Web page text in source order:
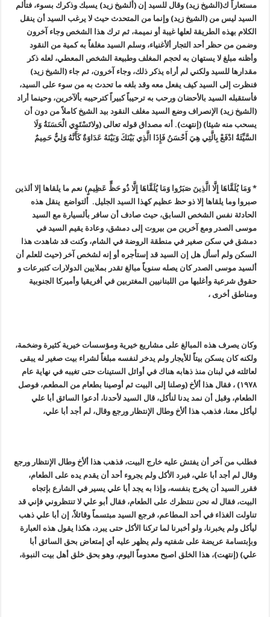
مستعاراً ك(الشيخ زيد) وقال للسيد إن (ألشيخ زيد) يسبك وذكرك بسوء، فتألم
السيد ليس من (الشيخ زيد) وإنما من المتحدث حيث لا يرغب السيد أن ينقل
الكلام بهذه الطريقة لعلها غيبة أو نميمة، ثم ترك هذا الشخص وجاء آخرون
وضمن من حظر أحد التجار ألأغنياء، وسلم السيد مغلفاً به كمية من النقود
وأظنه مبلغ لا يستهان به لحجم المغلف وطبيعة الشخص المعطي، لعله ذكر
مقدارها للسيد ولكني لم أراه يذكر ذلك، وجاء آخرون، ثم جاء (الشيخ زيد)
فنظرت إلى السيد كيف يفعل معه وقد بلغه ما تحدث به من سوء على السيد،
فأستقبله السيد بالأحضان ورحب به ترحيباً كبيراً كترحيبه بألآخرين، وحينما أراد
(الشيخ زيد) الإنصراف وضع السيد مغلف النقود بيد الشيخ كاملاً من دون أن
يسحب منه شيئا) (إنتهت). أنه مصداق قوله تعالى (ولاتَسْتَوِي الْحَسَنَةُ وَلَا
السَّيِّئَةُ ادْفَعْ بِالَّتِي هِيَ أَحْسَنُ فَإِذَا الَّذِي بَيْنَكَ وَبَيْنَهُ عَدَاوَةٌ كَأَنَّهُ وَلِيٌّ حَمِيمٌ
* وَمَا يُلَقَّاهَا إِلَّا الَّذِينَ صَبَرُوا وَمَا يُلَقَّاهَا إِلَّا ذُو حَظٍّ عَظِيمٍ) نعم ما يلقاها إلا ألذين
صبروا وما يلقاها إلا ذو حظ عظيم كهذا السيد الجليل. ألتواضع ينقل هذه
الحادثة نفس الشخص السابق، حيث صادف أن سافر بألسيارة مع السيد
موسى الصدر ومع آخرين من بيروت إلى دمشق، وعادة يقيم السيد في
دمشق في سكن صغير في منطقة الروضة في الشام، وكنت قد شاهدت هذا
السكن ولم أسأل هل إن السيد قد إستأجره أو إنه لشخص آخر (حيث للعلم أن
ألسيد موسى الصدر كان يصله سنوياً مبالغ تقدر بملايين الدولارات كتبرعات و
حقوق شرعية وأغلبها من اللبنانيين المغتربين في أفريقيا وأميركا الجنوبية
ومناطق أخرى ،
وكان يصرف هذه المبالغ على مشاريع خيرية ومؤسسات خيرية كثيرة وضخمة،
ولكنه كان يسكن بيتاً للأيجار ولم يدخر لنفسه مبلغاً لشراء بيت صغير له يبقى
لعائلته في لبنان منذ ذهابه هناك في أوائل الستينات حتى تغيبه في نهاية عام
١٩٧٨) ، فقال هذا ألأخ (وصلنا إلى البيت ثم أوصينا بطعام من المطعم، فوصل
الطعام، وقبل أن نمد يدنا لنأكل، قال السيد لأحدنا، أدعوا السائق أبا علي
ليأكل معنا، فذهب هذا ألأخ وطال الإنتظار ورجع وقال، لم أجد أبا علي،
فطلب من آخر أن يفتش عليه خارج البيت، فذهب هذا ألأخ وطال الإنتظار ورجع
وقال لم أجد أبا علي، فبرد الأكل ولم يجروء أحد أن يقدم يده على الطعام،
فقرر السيد أن يخرج بنفسه، وإذا به يجد أبا علي يسير في الشارع بإتجاه
البيت، فقال له نحن ننتظرك على الطعام، فقال أبو علي لا تنتظروني فإني قد
تناولت الغذاء في أحد المطاعم، فرجع السيد مبتسماً وقائلاً، إن أبا علي ذهب
ليأكل ولم يخبرنا، ولو أخبرنا لما تركنا الأكل حتى يبرد، هكذا يقول هذه العبارة
وبإبتسامة عريضة على شفتيه ولم يظهر عليه أي إمتعاض بحق السائق أبا
علي) (إنتهت)، هذا الخلق اصبح معدوماً اليوم، وهو بحق خلق أهل بيت النبوة،